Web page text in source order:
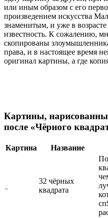
или иным образом с его
произведением искусства
знаменитым, и уже в
известность. К сожалению,
скопированы
права, и в настоящее время
оригинал картины, а где
Картины,
после «Чёрного
Картина Название
32 чёрных
квадрата